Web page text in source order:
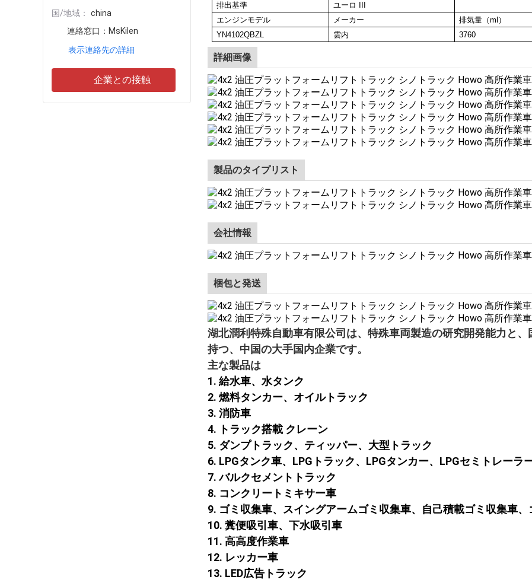
国/地域：
china
連絡窓口： MsKilen
表示連絡先の詳細
企業との接触
排出基準
ユーロ
エンジンモデル
メーカー 排気量（ml）
YN4102QBZL
雲内 3760
詳細画像
製品のタイプリスト
会社情報
梱包と発送
湖北潤利特殊自動車有限公司は、特殊車両製造の研究開発能力と
持つ、中国の大手国内企業です。
主な製品は
1. 給水車、水タンク
2. 燃料タンカー、オイルトラック
3. 消防車
4. トラック搭載 クレーン
5. ダンプトラック、ティッパー、大型トラック
6. LPGタンク車、LPGトラック、LPGタンカー、LPGセミトレーラ
7. バルクセメントトラック
8. コンクリートミキサー車
9. ゴミ収集車、スイングアームゴミ収集車、自己積載ゴミ収集車
10. 糞便吸引車、下水吸引車
11. 高高度作業車
12. レッカー車
13. LED広告トラック